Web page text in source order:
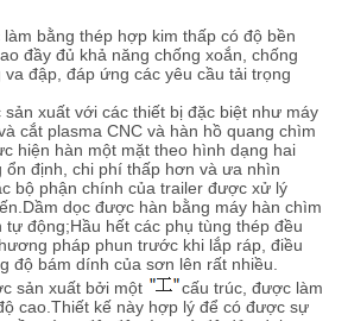
bằng thép hợp kim thấp có độ bền
đầy đủ khả năng chống xoắn, chống
đập, đáp ứng các yêu cầu tải trọng
xuất với các thiết bị đặc biệt như máy
cắt plasma CNC và hàn hồ quang chìm
hiện hàn một mặt theo hình dạng hai
ổn định, chi phí thấp hơn và ưa nhìn
bộ phận chính của trailer được xử lý
dọc được hàn bằng máy hàn chìm
tự động;Hầu hết các phụ tùng thép đều
pháp phun trước khi lắp ráp, điều
độ bám dính của sơn lên rất nhiều.
sản xuất bởi một
cấu trúc, được làm
cao.Thiết kế này hợp lý để có được sự